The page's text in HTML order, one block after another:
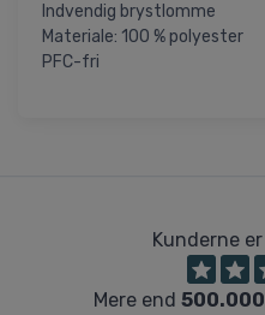
Indvendig brystlomme
Materiale: 100 % polyester
PFC-fri
Kunderne er
Mere end 500.000